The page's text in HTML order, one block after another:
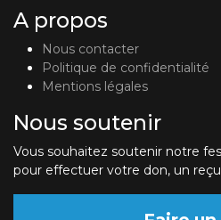
A propos
Nous contacter
Politique de confidentialité
Mentions légales
Nous soutenir
Vous souhaitez soutenir notre
pour effectuer votre don, un reçu